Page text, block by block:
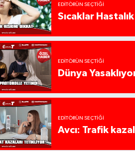
EDITÖRÜN SEÇTIĞI
Sıcaklar
EDITÖRÜN SEÇTIĞI
Dünya
EDITÖRÜN SEÇTIĞI
Avcı: Trafik